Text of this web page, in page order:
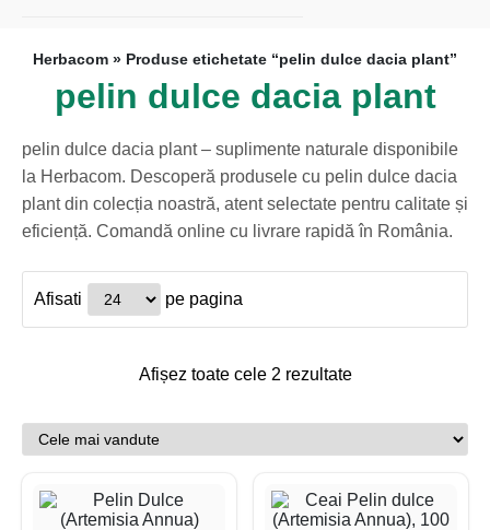
Herbacom » Produse etichetate “pelin dulce dacia plant”
pelin dulce dacia plant
pelin dulce dacia plant – suplimente naturale disponibile
la Herbacom. Descoperă produsele cu pelin dulce dacia
plant din colecția noastră, atent selectate pentru calitate și
eficiență. Comandă online cu livrare rapidă în România.
Afisati pe pagina
Afișez toate cele 2 rezultate